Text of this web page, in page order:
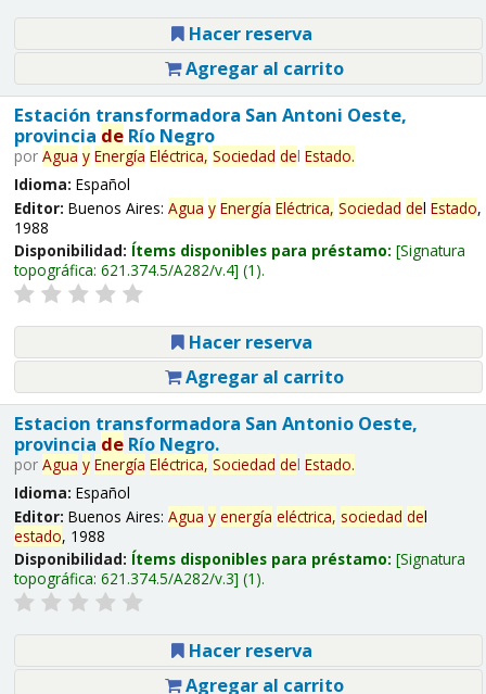
Hacer reserva
Agregar al carrito
Estación transformadora San Antoni Oeste,
provincia deRío Negro
por Agua y Energía Eléctrica, Sociedad del Estado.
Idioma: Español
Editor: Buenos Aires: Agua y Energía Eléctrica, Sociedad del Estado,
1988
Disponibilidad: Ítems disponibles para préstamo: Signatura
topográfica: 621.374.5/A282/v.4 (1).
Hacer reserva
Agregar al carrito
Estacion transformadora San Antonio Oeste,
provincia deRío Negro.
por Agua y Energía Eléctrica, Sociedad del Estado.
Idioma: Español
Editor: Buenos Aires: Agua y energía eléctrica, sociedad del
estado, 1988
Disponibilidad: Ítems disponibles para préstamo: Signatura
topográfica: 621.374.5/A282/v.3 (1).
Hacer reserva
Agregar al carrito